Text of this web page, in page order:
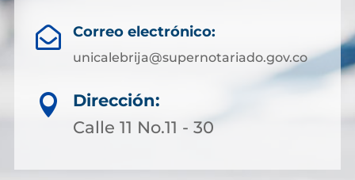
 Correo electrónico:
unicalebrija@supernotariado.gov.co

Dirección:
Calle 11 No.11 - 30